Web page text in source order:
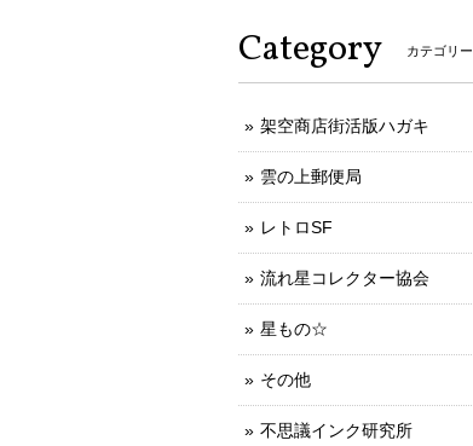
Category カテゴリー
架空商店街活版ハガキ
雲の上郵便局
レトロSF
流れ星コレクター協会
星もの☆
その他
不思議インク研究所